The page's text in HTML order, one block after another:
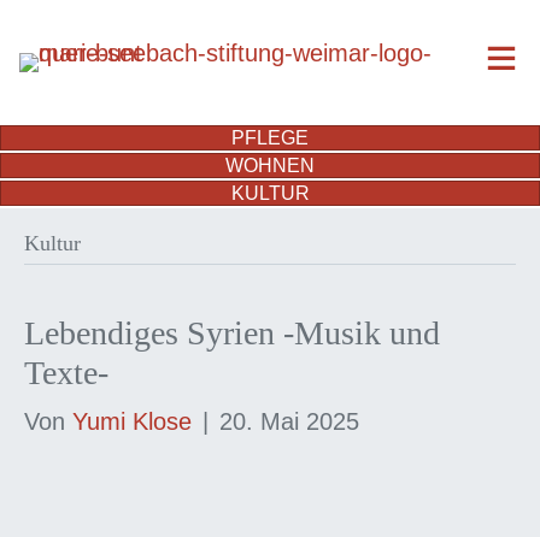
PFLEGE
WOHNEN
KULTUR
Kultur
Lebendiges Syrien -Musik und
Texte-
Von Yumi Klose 20. Mai 2025